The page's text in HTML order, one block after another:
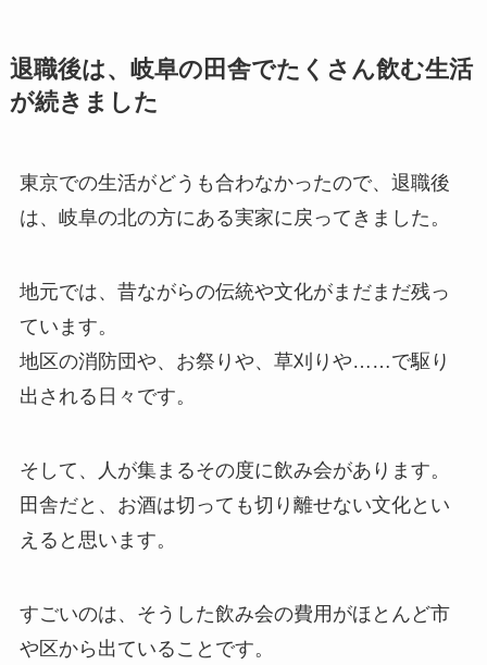
退職後は、岐阜の田舎でたくさん飲む生活
が続きました
東京での生活がどうも合わなかったので、退職後
は、岐阜の北の方にある実家に戻ってきました。
地元では、昔ながらの伝統や文化がまだまだ残っ
ています。
地区の消防団や、お祭りや、草刈りや……で駆り
出される日々です。
そして、
人が集まるその度に飲み会があります。
田舎だと、お酒は切っても切り離せない文化とい
えると思います。
すごいのは、 そうした飲み会の費用がほとんど市
や区から出ていることです。